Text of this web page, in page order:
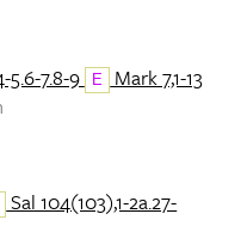
5.6-7.8-9 E
Mark 7,1-13
Sal 104(103),1-2a.27-